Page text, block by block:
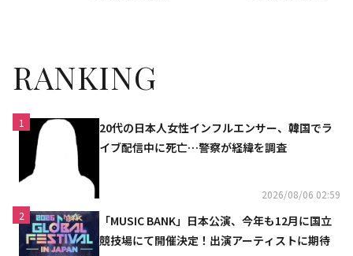
RANKING
1
20代の日本人女性インフルエンサー、韓国でラ
イブ配信中に死亡…警察が経緯を調査
2026/08/06 02:59
2
「MUSIC BANK」日本公演、今年も12月に国立
競技場にて開催決定！出演アーティストに期待